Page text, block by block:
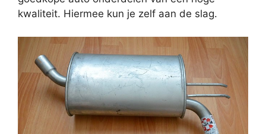
kwaliteit. Hiermee kun je zelf aan de slag.